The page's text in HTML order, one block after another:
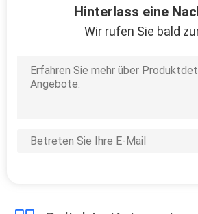
Hinterlass eine
Wir rufen Sie bald